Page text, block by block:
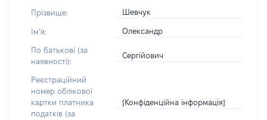
Прізвище: Шевчук
Імʼя: Олександр
По батькові (за
наявності):
Сергійович
Реєстраційний
номер облікової
картки платника
податків (за
[Конфіденційна інформація]